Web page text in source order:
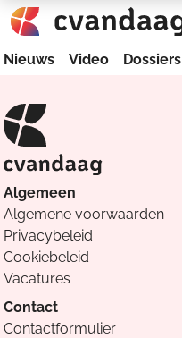
Nieuws Video Dossiers
Algemeen
Algemene voorwaarden
Privacybeleid
Cookiebeleid
Vacatures
Contact
Contactformulier